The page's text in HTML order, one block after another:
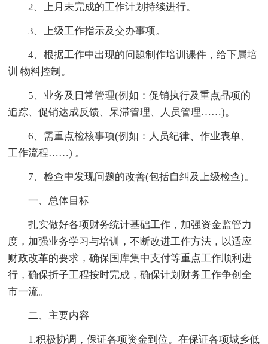
2、上月未完成的工作计划持续进行。
3、上级工作指示及交办事项。
4、根据工作中出现的问题制作培训课件，给下属培
训 物料控制。
5、业务及日常管理(例如：促销执行及重点品项的
追踪、促销达成反馈、呆滞管理、人员管理……)。
6、需重点检核事项(例如：人员纪律、作业表单、
工作流程……) 。
7、检查中发现问题的改善(包括自纠及上级检查)。
一、总体目标
扎实做好各项财务统计基础工作，加强资金监管力
度，加强业务学习与培训，不断改进工作方法，以适应
财政改革的要求，确保国库集中支付等重点工作顺利进
行，确保折子工程按时完成，确保计划财务工作争创全
市一流。
二、主要内容
1.积极协调，保证各项资金到位。在保证各项城乡低